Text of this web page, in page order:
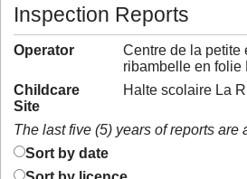
Inspection Reports
Operator
Centre de la petite
ribambelle en folie
Childcare
Site
Halte scolaire La
The last five (5) years of reports are
Sort by date